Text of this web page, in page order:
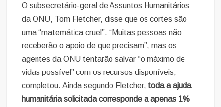
O subsecretário-geral de Assuntos Humanitários
da ONU, Tom Fletcher, disse que os cortes são
uma “matemática cruel”. “Muitas pessoas não
receberão o apoio de que precisam”, mas os
agentes da ONU tentarão salvar “o máximo de
vidas possível” com os recursos disponíveis,
completou. Ainda segundo Fletcher, toda a ajuda
humanitária solicitada corresponde a apenas 1%